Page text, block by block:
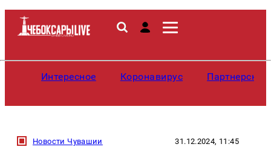
Интересное Коронавирус
Новости Чувашии 31.12.2024, 11:45